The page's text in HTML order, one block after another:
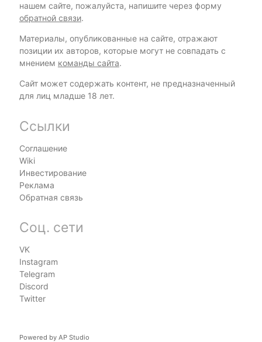
нашем сайте, пожалуйста, напишите через форму
обратной связи.
Материалы, опубликованные на сайте, отражают
позиции их авторов, которые могут не совпадать с
мнением команды сайта.
Сайт может содержать контент, не предназначенный
для лиц младше 18 лет.
Ссылки
Соглашение
Wiki
Инвестирование
Реклама
Обратная связь
Соц. сети
VK
Instagram
Telegram
Discord
Twitter
Powered by AP Studio